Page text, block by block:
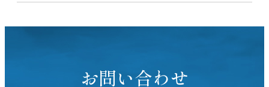
お問い合わせ